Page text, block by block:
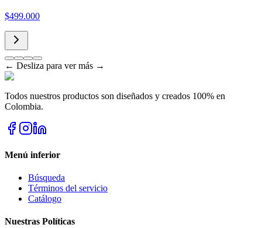
$499.000
← Desliza para ver más →
Todos nuestros productos son diseñados y creados 100% en
Colombia.
Menú inferior
Búsqueda
Términos del servicio
Catálogo
Nuestras Políticas